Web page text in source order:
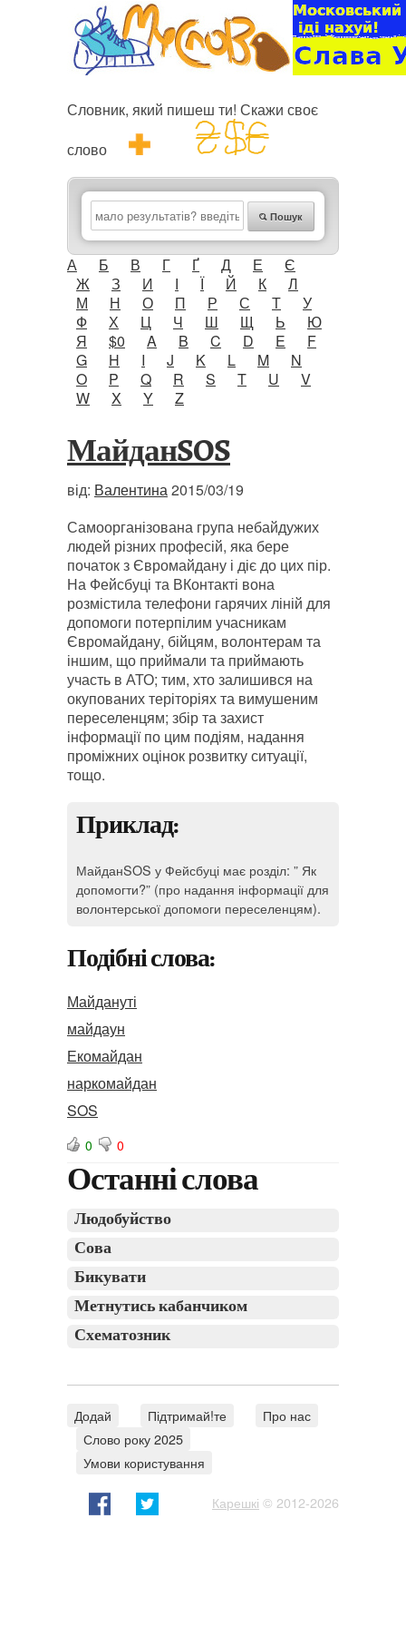
Словник, який пишеш ти! Скажи своє
слово
Пошук
А Б В Г Ґ Д Е
Є
Ж
З И І Ї Й К
Л
М
Н О П Р С Т
У
Ф
Х Ц Ч Ш Щ Ь
Ю
Я
$0 A B C D E
F
G
H I J K L M
N
O
P Q R S T U
V
W
X Y Z
МайданSOS
від: Валентина2015/03/19
Самоорганізована група небайдужих
людей різних професій, яка бере
початок з Євромайдану і діє до цих пір.
На Фейсбуці та ВКонтакті вона
розмістила телефони гарячих ліній для
допомоги потерпілим учасникам
Євромайдану, бійцям, волонтерам та
іншим, що приймали та приймають
участь в АТО; тим, хто залишився на
окупованих теріторіях та вимушеним
переселенцям; збір та захист
інформації по цим подіям, надання
проміжних оцінок розвитку ситуації,
тощо.
Приклад:
МайданSOS у Фейсбуці має розділ: ” Як
допомогти?” (про надання інформації для
волонтерської допомоги переселенцям).
Подібні слова:
Майдануті
майдаун
Екомайдан
наркомайдан
SOS
0 0
Останні слова
Людобуйство
Сова
Бикувати
Метнутись кабанчиком
Схематозник
Додай Підтримай!те
Про нас
Слово року 2025
Умови користування
Карешкі © 2012-2026